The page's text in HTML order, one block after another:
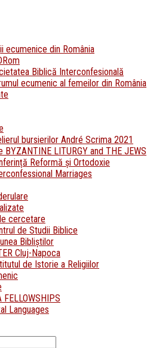
ecumenice din România
Biblică Interconfesională
ecumenic al femeilor din România
bursierilor André Scrima 2021
BYZANTINE LITURGY and THE JEWS
Reformă și Ortodoxie
Marriages
cercetare
de Studii Biblice
Bibliștilor
Cluj-Napoca
de Istorie a Religiilor
FELLOWSHIPS
Languages